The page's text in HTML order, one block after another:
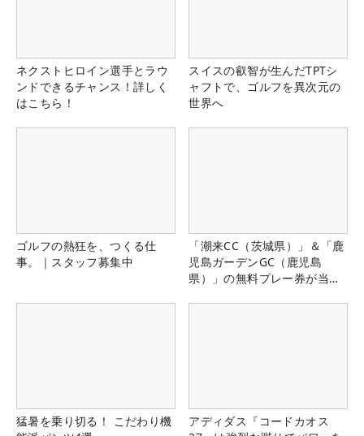
ネクストヒロイン選手とラウ
ンドできるチャンス！詳しく
はこちら！
スイスの叡智が生んだTPTシ
ャフトで、ゴルフを異次元の
世界へ
ゴルフの熱狂を、つくる仕
事。｜スタッフ募集中
「潮来CC（茨城県）」＆「鹿
児島ガーデンGC（鹿児島
県）」の無料プレー券が当た
猛暑を乗り切る！ こだわり機
アディダス『コードカオス